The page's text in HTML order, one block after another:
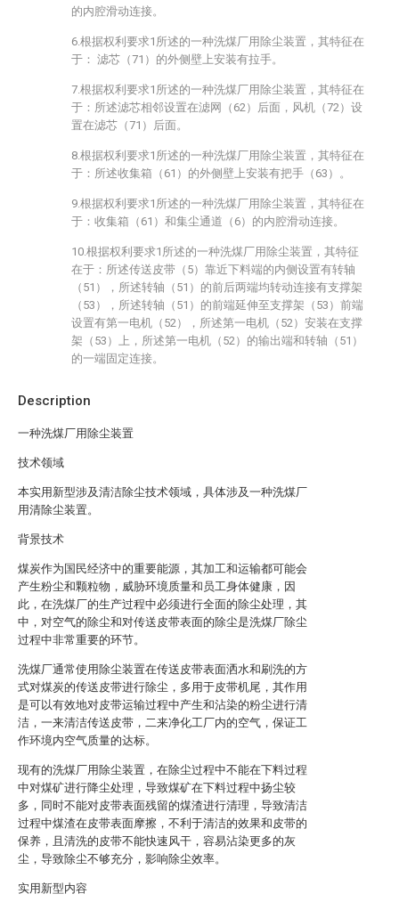
Description
一种洗煤厂用除尘装置
技术领域
本实用新型涉及清洁除尘技术领域，具体涉及一种洗煤厂
用清除尘装置。
背景技术
煤炭作为国民经济中的重要能源，其加工和运输都可能会
产生粉尘和颗粒物，威胁环境质量和员工身体健康，因
此，在洗煤厂的生产过程中必须进行全面的除尘处理，其
中，对空气的除尘和对传送皮带表面的除尘是洗煤厂除尘
过程中非常重要的环节。
洗煤厂通常使用除尘装置在传送皮带表面洒水和刷洗的方
式对煤炭的传送皮带进行除尘，多用于皮带机尾，其作用
是可以有效地对皮带运输过程中产生和沾染的粉尘进行清
洁，一来清洁传送皮带，二来净化工厂内的空气，保证工
作环境内空气质量的达标。
现有的洗煤厂用除尘装置，在除尘过程中不能在下料过程
中对煤矿进行降尘处理，导致煤矿在下料过程中扬尘较
多，同时不能对皮带表面残留的煤渣进行清理，导致清洁
过程中煤渣在皮带表面摩擦，不利于清洁的效果和皮带的
保养，且清洗的皮带不能快速风干，容易沾染更多的灰
尘，导致除尘不够充分，影响除尘效率。
实用新型内容
的内腔滑动连接。
6.根据权利要求1所述的一种洗煤厂用除尘装置，其特征在
于： 滤芯（71）的外侧壁上安装有拉手。
7.根据权利要求1所述的一种洗煤厂用除尘装置，其特征在
于：所述滤芯相邻设置在滤网（62）后面，风机（72）设
置在滤芯（71）后面。
8.根据权利要求1所述的一种洗煤厂用除尘装置，其特征在
于：所述收集箱（61）的外侧壁上安装有把手（63）。
9.根据权利要求1所述的一种洗煤厂用除尘装置，其特征在
于：收集箱（61）和集尘通道（6）的内腔滑动连接。
10.根据权利要求1所述的一种洗煤厂用除尘装置，其特征
在于：所述传送皮带（5）靠近下料端的内侧设置有转轴
（51），所述转轴（51）的前后两端均转动连接有支撑架
（53），所述转轴（51）的前端延伸至支撑架（53）前端
设置有第一电机（52），所述第一电机（52）安装在支撑
架（53）上，所述第一电机（52）的输出端和转轴（51）
的一端固定连接。